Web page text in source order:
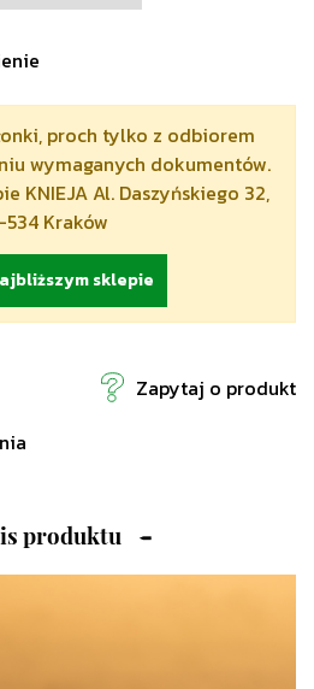
proch tylko z odbiorem
wymaganych dokumentów.
KNIEJA Al. Daszyńskiego 32,
534 Kraków
sklepie
Zapytaj o produkt
produktu